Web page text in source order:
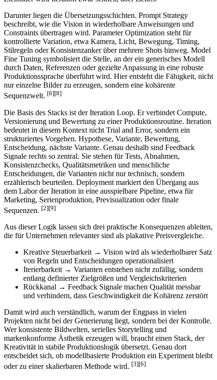
Darunter liegen die Übersetzungsschichten. Prompt Strategy
beschreibt, wie die Vision in wiederholbare Anweisungen und
Constraints übertragen wird. Parameter Optimization steht für
kontrollierte Variation, etwa Kamera, Licht, Bewegung, Timing,
Stilregeln oder Konsistenzanker über mehrere Shots hinweg. Model
Fine Tuning symbolisiert die Stelle, an der ein generisches Modell
durch Daten, Referenzen oder gezielte Anpassung in eine robuste
Produktionssprache überführt wird. Hier entsteht die Fähigkeit, nicht
nur einzelne Bilder zu erzeugen, sondern eine kohärente
Sequenzwelt. [6][8]
Die Basis des Stacks ist der Iteration Loop. Er verbindet Compute,
Versionierung und Bewertung zu einer Produktionsroutine. Iteration
bedeutet in diesem Kontext nicht Trial and Error, sondern ein
strukturiertes Vorgehen. Hypothese, Variante, Bewertung,
Entscheidung, nächste Variante. Genau deshalb sind Feedback
Signale rechts so zentral. Sie stehen für Tests, Abnahmen,
Konsistenzchecks, Qualitätsmetriken und menschliche
Entscheidungen, die Varianten nicht nur technisch, sondern
erzählerisch beurteilen. Deployment markiert den Übergang aus
dem Labor der Iteration in eine ausspielbare Pipeline, etwa für
Marketing, Serienproduktion, Previsualization oder finale
Sequenzen. [2][9]
Aus dieser Logik lassen sich drei praktische Konsequenzen ableiten,
die für Unternehmen relevanter sind als plakative Preisvergleiche.
Kreative Steuerbarkeit → Vision wird als wiederholbarer Satz
von Regeln und Entscheidungen operationalisiert
Iterierbarkeit → Varianten entstehen nicht zufällig, sondern
entlang definierter Zielgrößen und Vergleichskriterien
Rückkanal → Feedback Signale machen Qualität messbar
und verhindern, dass Geschwindigkeit die Kohärenz zerstört
Damit wird auch verständlich, warum der Engpass in vielen
Projekten nicht bei der Generierung liegt, sondern bei der Kontrolle.
Wer konsistente Bildwelten, serielles Storytelling und
markenkonforme Ästhetik erzeugen will, braucht einen Stack, der
Kreativität in stabile Produktionslogik übersetzt. Genau dort
entscheidet sich, ob modellbasierte Produktion ein Experiment bleibt
oder zu einer skalierbaren Methode wird. [3][6]